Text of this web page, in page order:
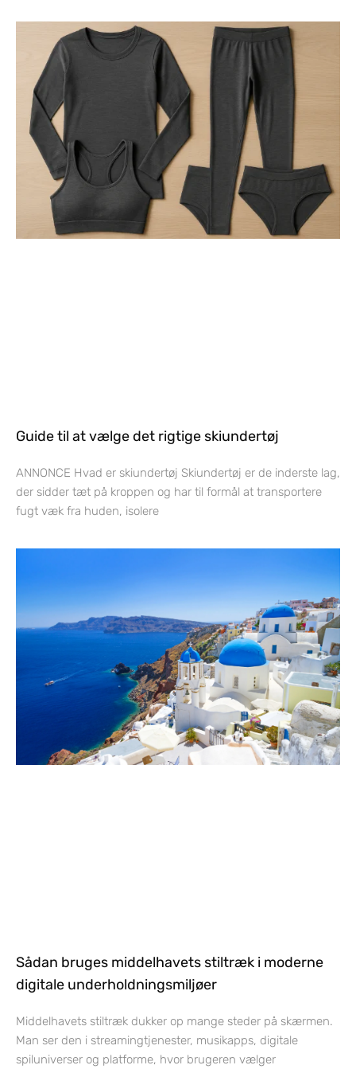
Guide til at vælge det rigtige skiundertøj
ANNONCE Hvad er skiundertøj Skiundertøj er de inderste lag,
der sidder tæt på kroppen og har til formål at transportere
fugt væk fra huden, isolere
Sådan bruges middelhavets stiltræk i moderne
digitale underholdningsmiljøer
Middelhavets stiltræk dukker op mange steder på skærmen.
Man ser den i streamingtjenester, musikapps, digitale
spiluniverser og platforme, hvor brugeren vælger